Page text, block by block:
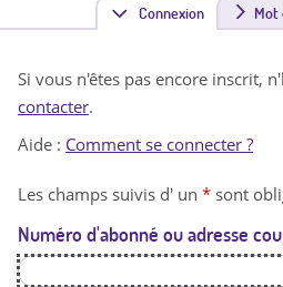
Connexion(
n
t
Mot
Si vous n'êtes pas encore inscrit,
contacter.
Aide : Comment se connecter ?
Les champs suivis d' un * sont
Numéro d'abonné ou adresse